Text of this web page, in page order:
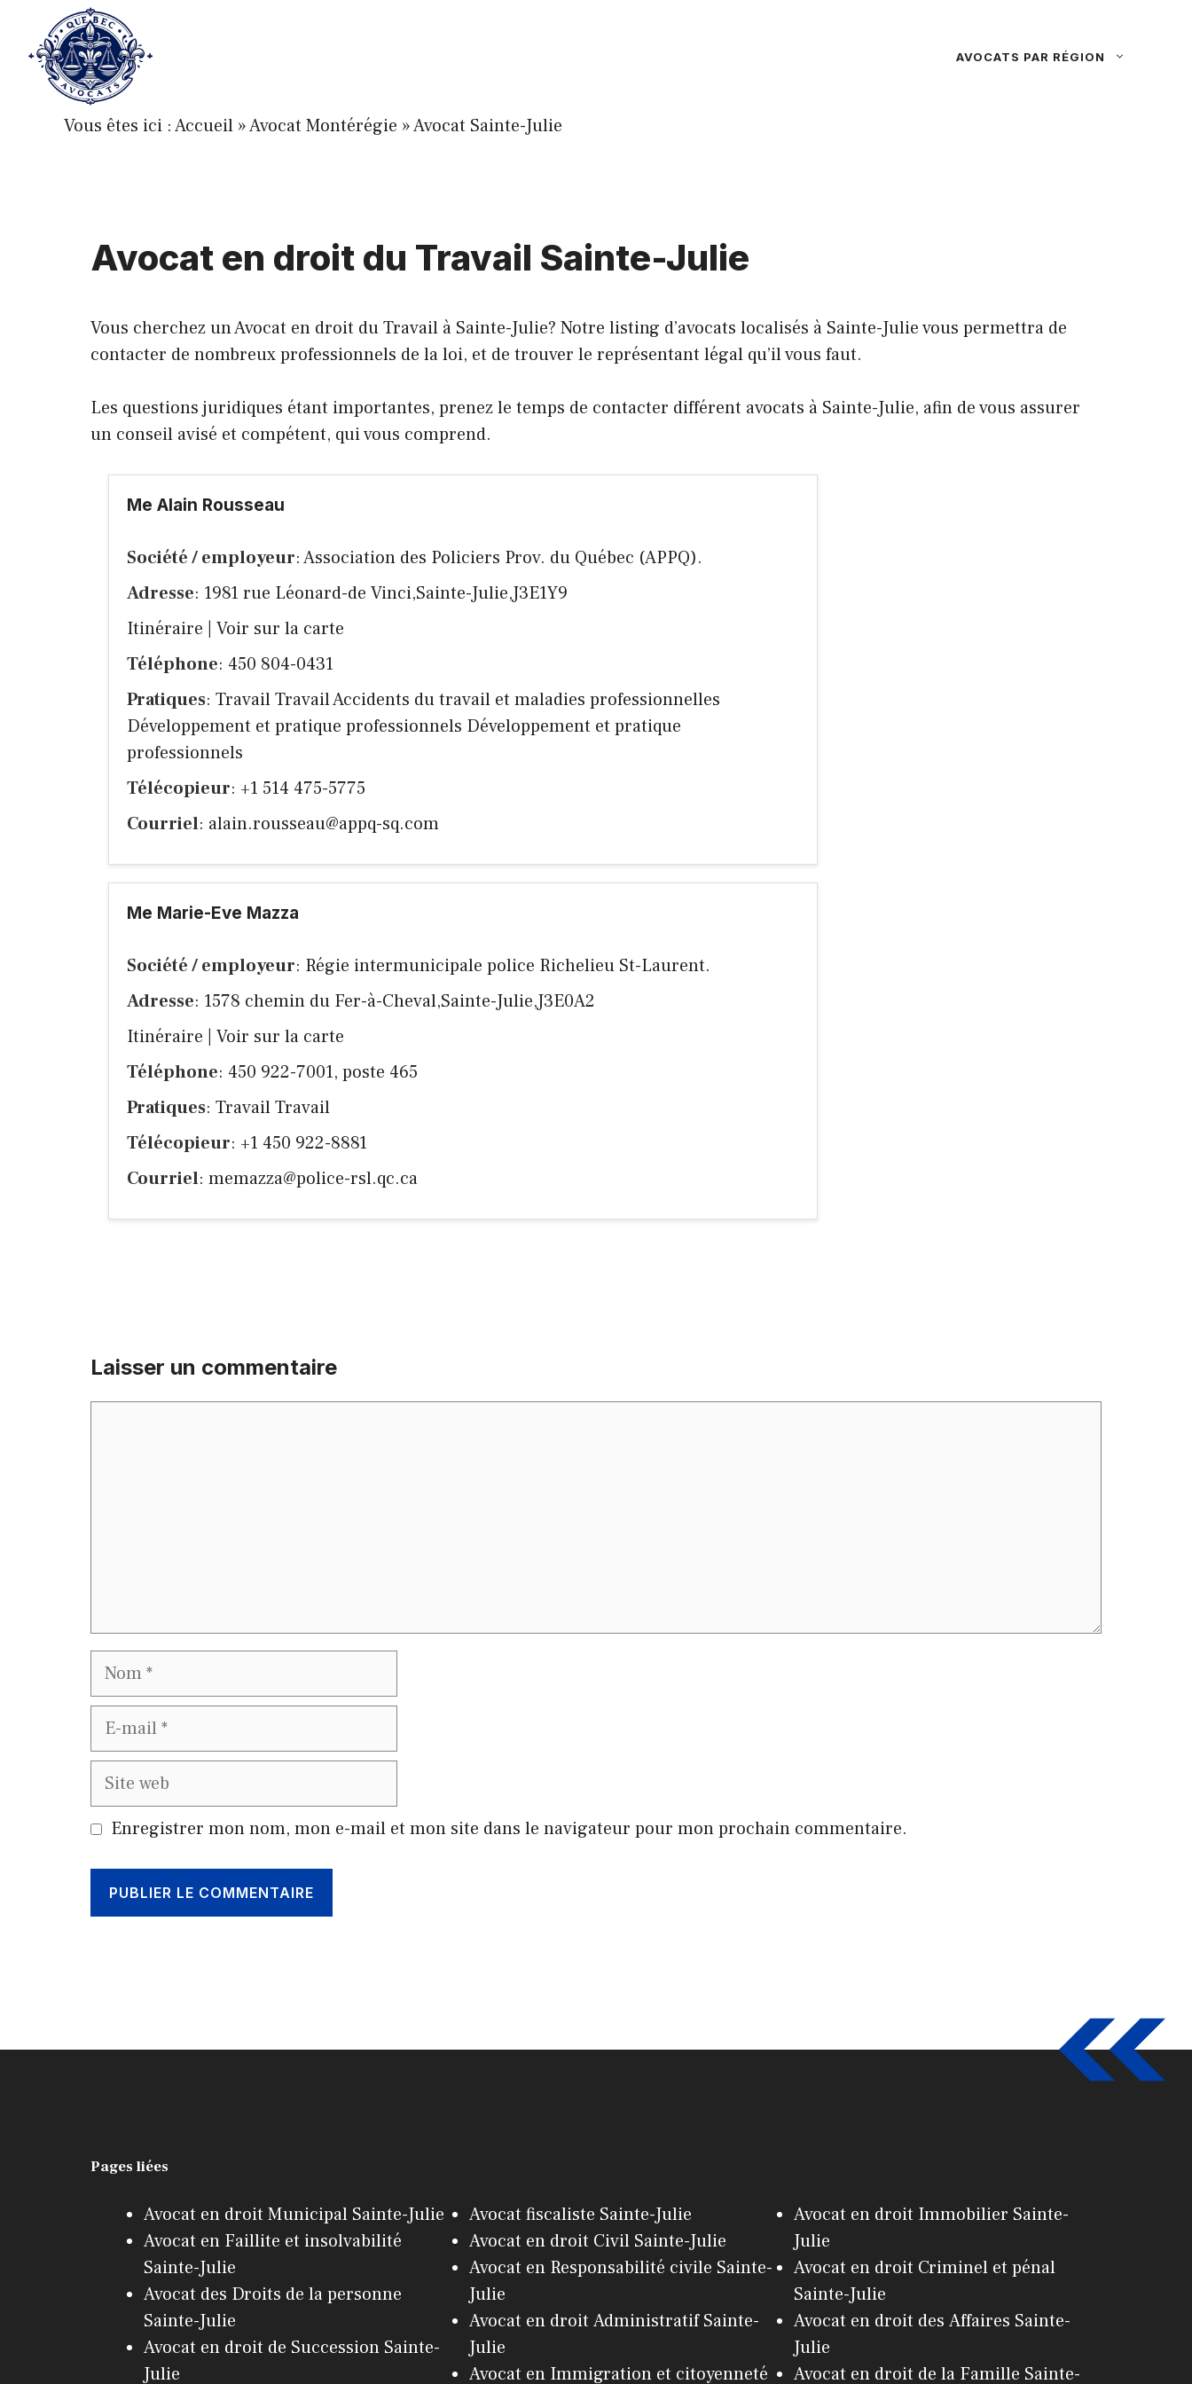
contenu
AVOCATS PAR RÉGION
Vous êtes ici :Accueil »Avocat Montérégie »Avocat Sainte-Julie
Avocat en droit du Travail Sainte-Julie
Vous cherchez un Avocat en droit du Travail à Sainte-Julie? Notre listing d’avocats localisés à Sainte-Julie vous permettra de
contacter de nombreux professionnels de la loi, et de trouver le représentant légal qu’il vous faut.
Les questions juridiques étant importantes, prenez le temps de contacter différent avocats à Sainte-Julie, afin de vous assurer
un conseil avisé et compétent, qui vous comprend.
Me Alain Rousseau
Société / employeur: Association des Policiers Prov. du Québec (APPQ).
Adresse: 1981 rue Léonard-de Vinci,Sainte-Julie,J3E1Y9
Itinéraire
Voir sur la carte
Téléphone: 450 804-0431
Pratiques: Travail Travail Accidents du travail et maladies professionnelles
Développement et pratique professionnels Développement et pratique
professionnels
Télécopieur: +1 514 475-5775
Courriel: alain.rousseau@appq-sq.com
Me Marie-Eve Mazza
Société / employeur: Régie intermunicipale police Richelieu St-Laurent.
Adresse: 1578 chemin du Fer-à-Cheval,Sainte-Julie,J3E0A2
Itinéraire
Voir sur la carte
Téléphone: 450 922-7001, poste 465
Pratiques: Travail Travail
Télécopieur: +1 450 922-8881
Courriel: memazza@police-rsl.qc.ca
Laisser un commentaire
Nom
E-
mail
Site
web
Enregistrer mon nom, mon e-mail et mon site dans le navigateur pour mon prochain commentaire.
Pages liées
Avocat en droit Municipal Sainte-Julie
Avocat en Faillite et insolvabilité
Sainte-Julie
Avocat des Droits de la personne
Sainte-Julie
Avocat en droit de Succession Sainte-
Julie
Avocat fiscaliste Sainte-Julie
Avocat en droit Civil Sainte-Julie
Avocat en Responsabilité civile Sainte-
Julie
Avocat en droit Administratif Sainte-
Julie
Avocat en Immigration et citoyenneté
Avocat en droit Immobilier Sainte-
Julie
Avocat en droit Criminel et pénal
Sainte-Julie
Avocat en droit des Affaires Sainte-
Julie
Avocat en droit de la Famille Sainte-